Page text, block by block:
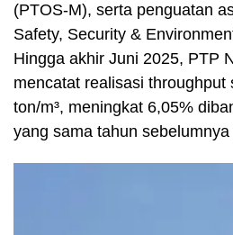
(PTOS-M), serta penguatan
Safety, Security &
Hingga akhir Juni 2025, PTP
mencatat realisasi throughput
ton/m³, meningkat 6,05%
yang sama tahun